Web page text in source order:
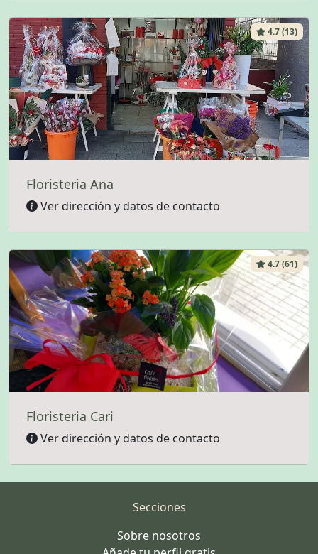
4.7 (13)
Floristeria Ana
Ver dirección y datos de contacto
4.7 (61)
Floristeria Cari
Ver dirección y datos de contacto
Secciones
Sobre nosotros